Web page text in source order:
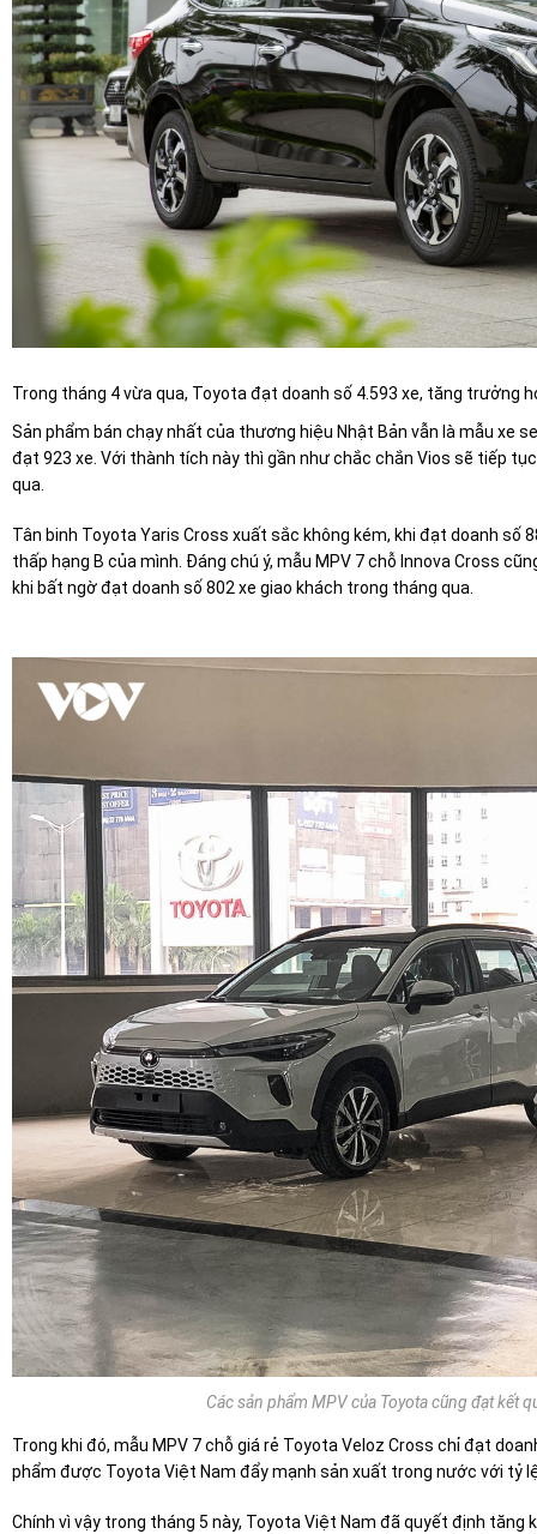
Trong tháng 4 vừa qua, Toyota đạt doanh số 4.593 xe, tăng trưởng
Sản phẩm bán chạy nhất của thương hiệu Nhật Bản vẫn là mẫu xe
đạt 923 xe. Với thành tích này thì gần như chắc chắn Vios sẽ tiếp
qua.
Tân binh Toyota Yaris Cross xuất sắc không kém, khi đạt doanh số
thấp hạng B của mình. Đáng chú ý, mẫu MPV 7 chỗ Innova Cross
khi bất ngờ đạt doanh số 802 xe giao khách trong tháng qua.
Các sản phẩm MPV của Toyota cũng đạt kết
Trong khi đó, mẫu MPV 7 chỗ giá rẻ Toyota Veloz Cross chỉ đạt
phẩm được Toyota Việt Nam đẩy mạnh sản xuất trong nước với tỷ
Chính vì vậy trong tháng 5 này, Toyota Việt Nam đã quyết định tăng